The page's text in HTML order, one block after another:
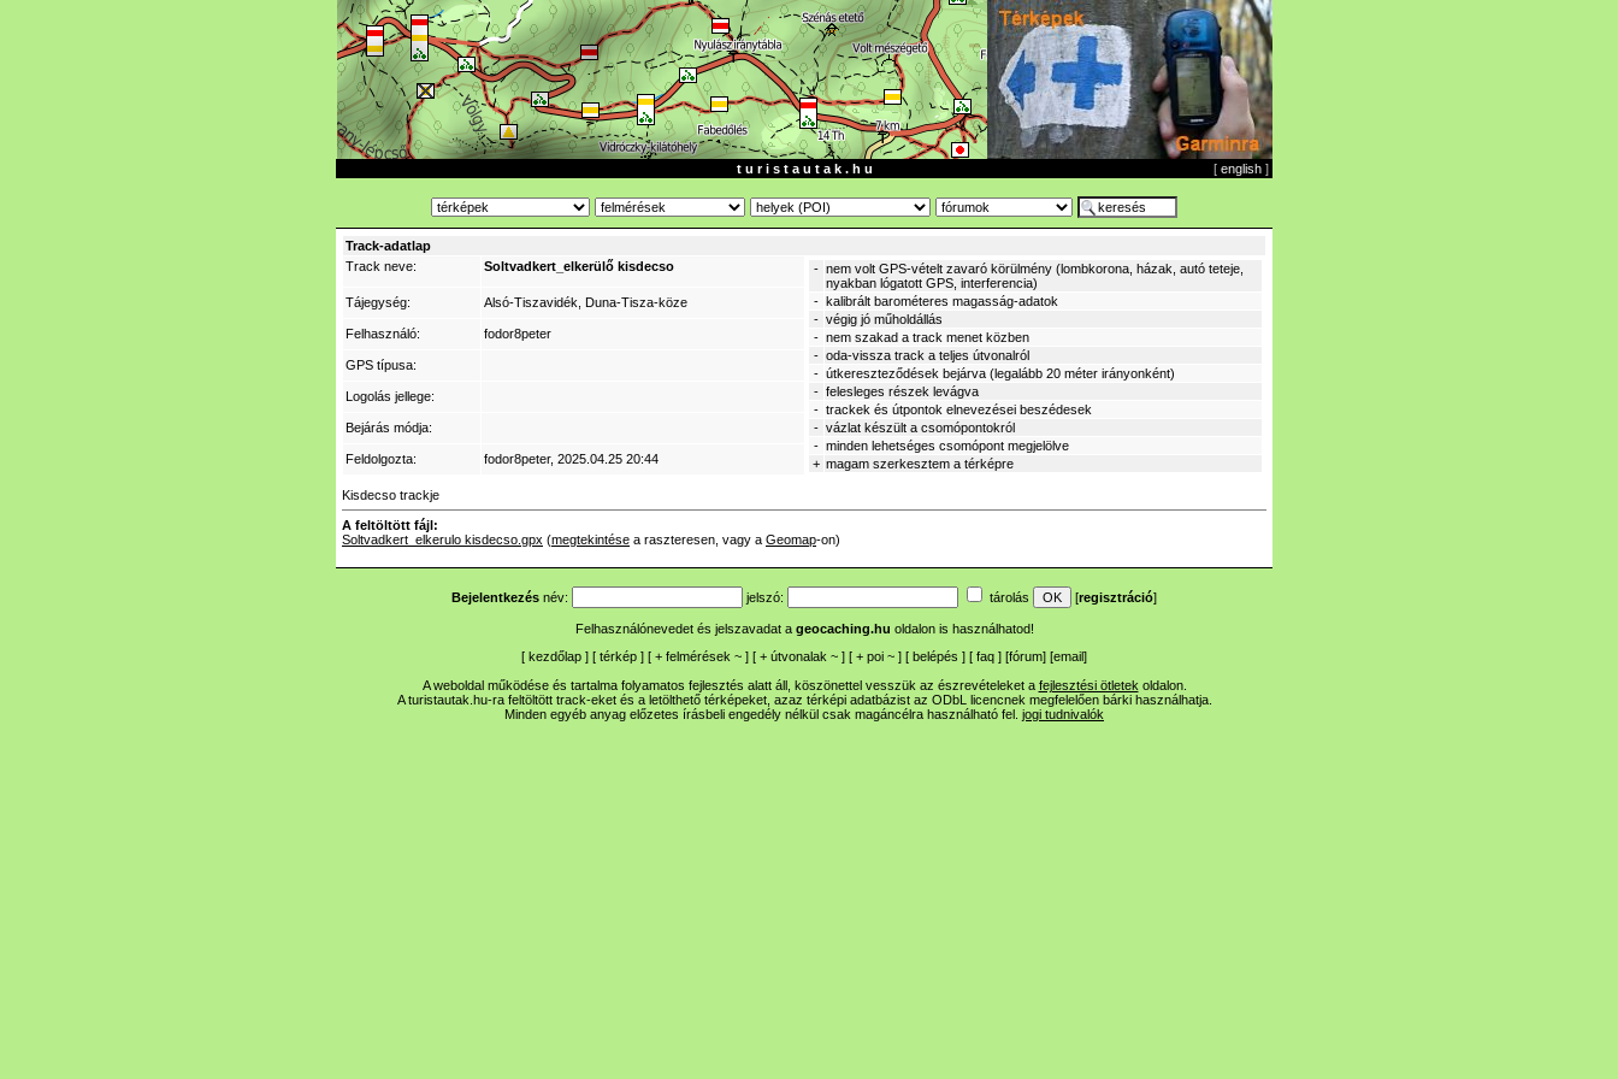
t u r i s t a u t a k . h u [ english ]
Track-adatlap
Track neve:
Soltvadkert_elkerülő kisdecso - nem volt GPS-vételt zavaró körülmény (lombkorona, házak, autó teteje,
nyakban lógatott GPS, interferencia)
- kalibrált barométeres magasság-adatok
- végig jó műholdállás
- nem szakad a track menet közben
- oda-vissza track a teljes útvonalról
- útkereszteződések bejárva (legalább 20 méter irányonként)
- felesleges részek levágva
- trackek és útpontok elnevezései beszédesek
- vázlat készült a csomópontokról
- minden lehetséges csomópont megjelölve
+ magam szerkesztem a térképre
Tájegység: Alsó-Tiszavidék, Duna-Tisza-köze
Felhasználó: fodor8peter
GPS típusa:
Logolás jellege:
Bejárás módja:
Feldolgozta: fodor8peter, 2025.04.25 20:44
Kisdecso trackje
A feltöltött fájl:
Soltvadkert_elkerulo kisdecso.gpx (megtekintése a raszteresen, vagy a Geomap-on)
Bejelentkezés név: jelszó: tárolás [regisztráció]
Felhasználónevedet és jelszavadat a geocaching.hu oldalon is használhatod!
[ kezdőlap ] [ térkép ] [ + felmérések ~ ] [ + útvonalak ~ ] [ + poi ~ ] [ belépés ] [ faq ] [fórum] [email]
A weboldal működése és tartalma folyamatos fejlesztés alatt áll, köszönettel vesszük az észrevételeket a fejlesztési ötletek oldalon.
A turistautak.hu-ra feltöltött track-eket és a letölthető térképeket, azaz térképi adatbázist az ODbL licencnek megfelelően bárki használhatja.
Minden egyéb anyag előzetes írásbeli engedély nélkül csak magáncélra használható fel. jogi tudnivalók